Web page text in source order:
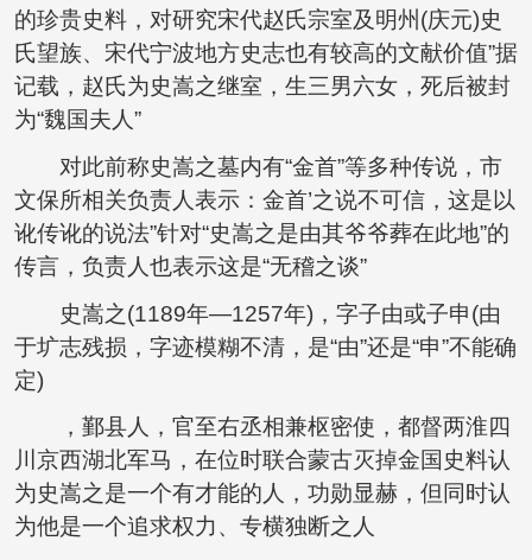
的珍贵史料，对研究宋代赵氏宗室及明州(庆元)史
氏望族、宋代宁波地方史志也有较高的文献价值”据
记载，赵氏为史嵩之继室，生三男六女，死后被封
为“魏国夫人”
对此前称史嵩之墓内有“金首”等多种传说，市
文保所相关负责人表示：金首’之说不可信，这是以
讹传讹的说法”针对“史嵩之是由其爷爷葬在此地”的
传言，负责人也表示这是“无稽之谈”
史嵩之(1189年—1257年)，字子由或子申(由
于圹志残损，字迹模糊不清，是“由”还是“申”不能确
定)
，鄞县人，官至右丞相兼枢密使，都督两淮四
川京西湖北军马，在位时联合蒙古灭掉金国史料认
为史嵩之是一个有才能的人，功勋显赫，但同时认
为他是一个追求权力、专横独断之人